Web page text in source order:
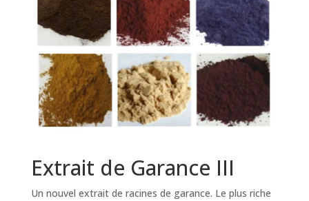
Extrait de Garance III
Un nouvel extrait de racines de garance. Le plus riche